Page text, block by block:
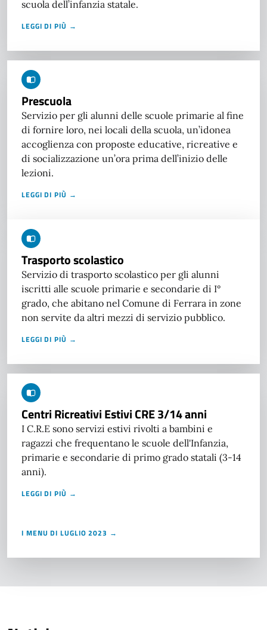
scuola dell’infanzia statale.
LEGGI DI PIÙ →
Prescuola
Servizio per gli alunni delle scuole primarie al fine
di fornire loro, nei locali della scuola, un’idonea
accoglienza con proposte educative, ricreative e
di socializzazione un’ora prima dell’inizio delle
lezioni.
LEGGI DI PIÙ →
Trasporto scolastico
Servizio di trasporto scolastico per gli alunni
iscritti alle scuole primarie e secondarie di I°
grado, che abitano nel Comune di Ferrara in zone
non servite da altri mezzi di servizio pubblico.
LEGGI DI PIÙ →
Centri Ricreativi Estivi CRE 3/14 anni
I C.R.E sono servizi estivi rivolti a bambini e
ragazzi che frequentano le scuole dell'Infanzia,
primarie e secondarie di primo grado statali (3-14
anni).
LEGGI DI PIÙ →
I MENU DI LUGLIO 2023 →